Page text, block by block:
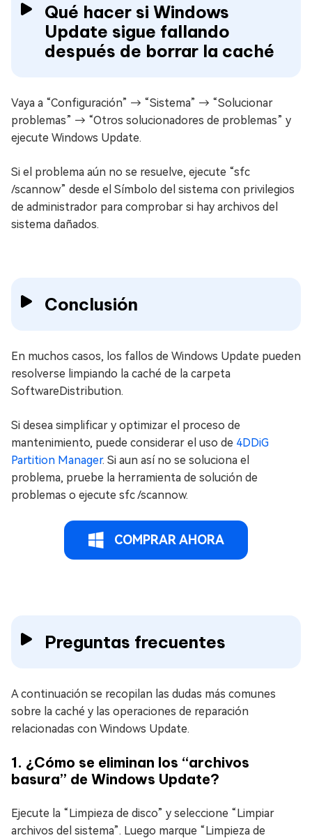
Qué hacer si Windows
Update sigue fallando
después de borrar la caché
Vaya a “Configuración” → “Sistema” → “Solucionar
problemas” → “Otros solucionadores de problemas” y
ejecute Windows Update.
Si el problema aún no se resuelve, ejecute “sfc
/scannow” desde el Símbolo del sistema con privilegios
de administrador para comprobar si hay archivos del
sistema dañados.
Conclusión
En muchos casos, los fallos de Windows Update pueden
resolverse limpiando la caché de la carpeta
SoftwareDistribution.
Si desea simplificar y optimizar el proceso de
mantenimiento, puede considerar el uso de 4DDiG
Partition Manager. Si aun así no se soluciona el
problema, pruebe la herramienta de solución de
problemas o ejecute sfc /scannow.
COMPRAR AHORA
Preguntas frecuentes
A continuación se recopilan las dudas más comunes
sobre la caché y las operaciones de reparación
relacionadas con Windows Update.
1. ¿Cómo se eliminan los “archivos
basura” de Windows Update?
Ejecute la “Limpieza de disco” y seleccione “Limpiar
archivos del sistema”. Luego marque “Limpieza de